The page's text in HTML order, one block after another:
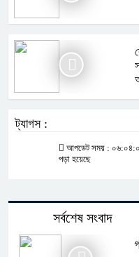
ট্যাগস :
আপডেট সময় :
পড়া হয়েছে
সর্বশেষ সংবাদ